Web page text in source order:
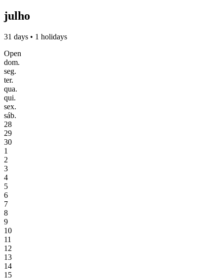
julho
31 days • 1 holidays
Open
dom.
seg.
ter.
qua.
qui.
sex.
sáb.
28
29
30
1
2
3
4
5
6
7
8
9
10
11
12
13
14
15